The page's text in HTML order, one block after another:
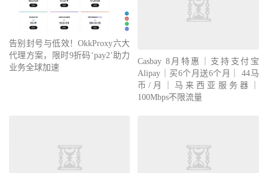
告别封号与低效！OkkProxy六大
代理方案，限时9折码‘pay2’助力
业务全球加速
Casbay 8月特惠｜支持支付宝
Alipay｜买6个月送6个月｜ 44马
币/月｜马来西亚服务器｜
100Mbps不限流量